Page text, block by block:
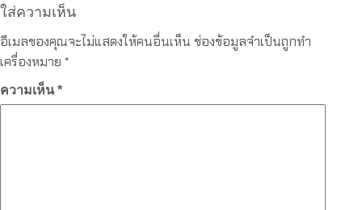
ใส่ความเห็น
อีเมลของคุณจะไม่แสดงให้คนอื่นเห็น ช่องข้อมูลจำเป็นถูกทำ
เครื่องหมาย *
ความเห็น*